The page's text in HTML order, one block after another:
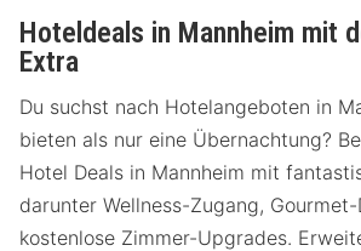
Hoteldeals in Mannheim mit
Extra
Du suchst nach Hotelangeboten in
bieten als nur eine Übernachtung?
Hotel Deals in Mannheim mit
darunter Wellness-Zugang,
kostenlose Zimmer-Upgrades.